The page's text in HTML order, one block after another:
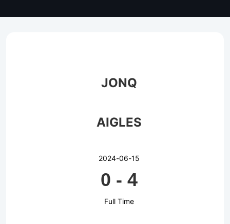
JONQ
AIGLES
2024-06-15
0 - 4
Full Time